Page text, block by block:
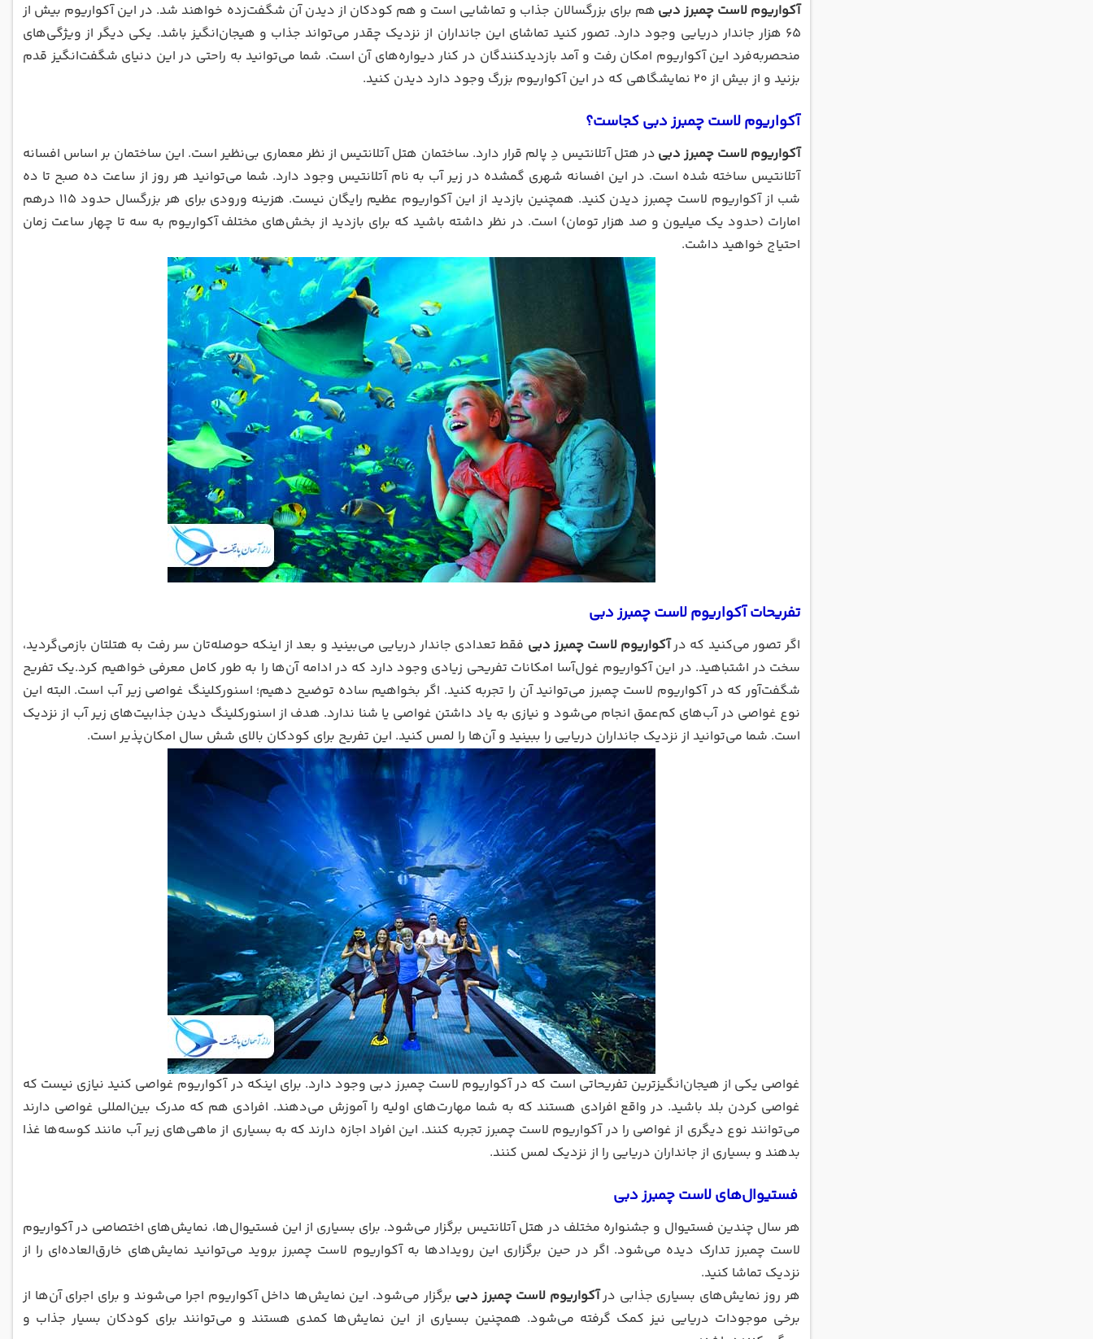
آکواریوم لاست چمبرز دبی هم برای بزرگسالان جذاب و تماشایی است و هم کودکان از دیدن آن شگفت‌زده خواهند شد. در این آکواریوم بیش از
65 هزار جاندار دریایی وجود دارد. تصور کنید تماشای این جانداران از نزدیک چقدر می‌تواند جذاب و هیجان‌انگیز باشد. یکی دیگر از ویژگی‌های
منحصربه‌فرد این آکواریوم امکان رفت و آمد بازدیدکنندگان در کنار دیواره‌های آن است. شما می‌توانید به راحتی در این دنیای شگفت‌انگیز قدم
بزنید و از بیش از 20 نمایشگاهی که در این آکواریوم بزرگ وجود دارد دیدن کنید.
آکواریوم لاست چمبرز دبی کجاست؟
آکواریوم لاست چمبرز دبی در هتل آتلانتیس دِ پالم قرار دارد. ساختمان هتل آتلانتیس از نظر معماری بی‌نظیر است. این ساختمان بر اساس افسانه
آتلانتیس ساخته شده است. در این افسانه شهری گمشده در زیر آب به نام آتلانتیس وجود دارد. شما می‌توانید هر روز از ساعت ده صبح تا ده
شب از آکواریوم لاست چمبرز دیدن کنید. همچنین بازدید از این آکواریوم عظیم رایگان نیست. هزینه ورودی برای هر بزرگسال حدود 115 درهم
امارات (حدود یک میلیون و صد هزار تومان) است. در نظر داشته باشید که برای بازدید از بخش‌های مختلف آکواریوم به سه تا چهار ساعت زمان
احتیاج خواهید داشت.
تفریحات آکواریوم لاست چمبرز دبی
اگر تصور می‌کنید که درآکواریوم لاست چمبرز دبی فقط تعدادی جاندار دریایی می‌بینید و بعد از اینکه حوصله‌تان سر رفت به هتلتان بازمی‌گردید،
سخت در اشتباهید. در این آکواریوم غول‌آسا امکانات تفریحی زیادی وجود دارد که در ادامه آن‌ها را به طور کامل معرفی خواهیم کرد.یک تفریح
شگفت‌آور که در آکواریوم لاست چمبرز می‌توانید آن را تجربه کنید. اگر بخواهیم ساده توضیح دهیم؛ اسنورکلینگ غواصی زیر آب است. البته این
نوع غواصی در آب‌های کم‌عمق انجام می‌شود و نیازی به یاد داشتن غواصی یا شنا ندارد. هدف از اسنورکلینگ دیدن جذابیت‌های زیر آب از نزدیک
است. شما می‌توانید از نزدیک جانداران دریایی را ببینید و آن‌ها را لمس کنید. این تفریح برای کودکان بالای شش سال امکان‌پذیر است.
غواصی یکی از هیجان‌انگیزترین تفریحاتی است که در آکواریوم لاست چمبرز دبی وجود دارد. برای اینکه در آکواریوم غواصی کنید نیازی نیست که
غواصی کردن بلد باشید. در واقع افرادی هستند که به شما مهارت‌های اولیه را آموزش می‌دهند. افرادی هم که مدرک بین‌المللی غواصی دارند
می‌توانند نوع دیگری از غواصی را در آکواریوم لاست چمبرز تجربه کنند. این افراد اجازه دارند که به بسیاری از ماهی‌های زیر آب مانند کوسه‌ها غذا
بدهند و بسیاری از جانداران دریایی را از نزدیک لمس کنند.
فستیوال‌های لاست چمبرز دبی
هر سال چندین فستیوال و جشنواره مختلف در هتل آتلانتیس برگزار می‌شود. برای بسیاری از این فستیوال‌ها، نمایش‌های اختصاصی در آکواریوم
لاست چمبرز تدارک دیده می‌شود. اگر در حین برگزاری این رویدادها به آکواریوم لاست چمبرز بروید می‌توانید نمایش‌های خارق‌العاده‌ای را از
نزدیک تماشا کنید.
هر روز نمایش‌های بسیاری جذابی درآکواریوم لاست چمبرز دبی برگزار می‌شود. این نمایش‌ها داخل آکواریوم اجرا می‌شوند و برای اجرای آن‌ها از
برخی موجودات دریایی نیز کمک گرفته می‌شود. همچنین بسیاری از این نمایش‌ها کمدی هستند و می‌توانند برای کودکان بسیار جذاب و